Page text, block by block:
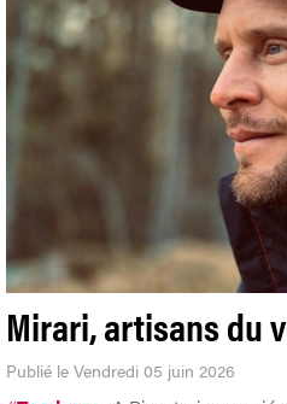
Mirari, artisans du
Publié le Vendredi 05 juin 2026